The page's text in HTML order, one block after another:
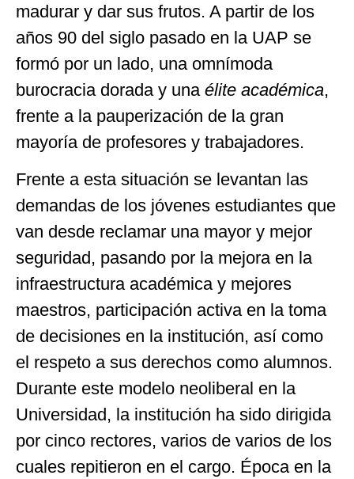
madurar y dar sus frutos. A partir de los
años 90 del siglo pasado en la UAP se
formó por un lado, una omnímoda
burocracia dorada y una élite académica,
frente a la pauperización de la gran
mayoría de profesores y trabajadores.
Frente a esta situación se levantan las
demandas de los jóvenes estudiantes que
van desde reclamar una mayor y mejor
seguridad, pasando por la mejora en la
infraestructura académica y mejores
maestros, participación activa en la toma
de decisiones en la institución, así como
el respeto a sus derechos como alumnos.
Durante este modelo neoliberal en la
Universidad, la institución ha sido dirigida
por cinco rectores, varios de varios de los
cuales repitieron en el cargo. Época en la